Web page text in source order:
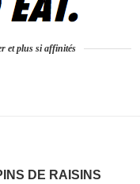
et plus si affinités
DE RAISINS